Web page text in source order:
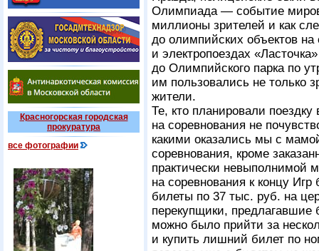
Красногорская городская
прокуратура
все фотографии
Олимпиада — событие
миллионы зрителей и как
до олимпийских объектов
и электропоездах
до Олимпийского парка по
им пользовались не только
жители.
Те, кто планировали
на соревнования не
какими оказались мы с
соревнования, кроме
практически невыполнимой
на соревнования к концу
билеты по 37 тыс. руб. на
перекупщики,
можно было прийти за
и купить лишний билет по